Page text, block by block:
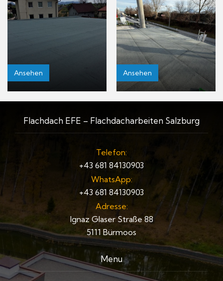
Ansehen Ansehen
Flachdach EFE – Flachdacharbeiten Salzburg
Telefon:
+43 681 84130903
WhatsApp:
+43 681 84130903
Adresse:
Ignaz Glaser Straße 88
5111 Bürmoos
Menu